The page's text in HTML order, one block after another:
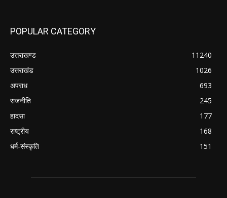
POPULAR CATEGORY
उत्तराखण्ड
11240
उत्तराखंड
1026
अपराध
693
राजनीति
245
हादसा
177
राष्ट्रीय
168
धर्म-संस्कृति
151